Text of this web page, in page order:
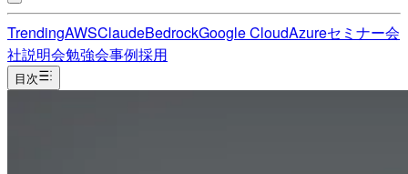
TrendingAWSClaudeBedrockGoogle CloudAzureセミナー会
社説明会勉強会事例採用
目次